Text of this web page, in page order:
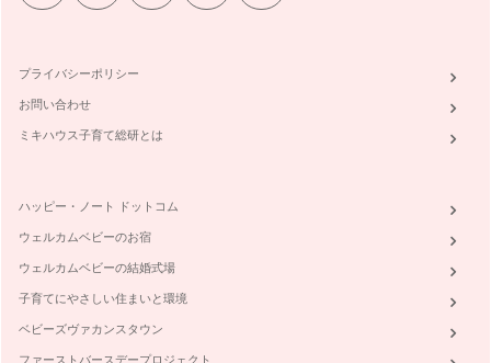
誰にでも簡単にまねができる、素晴らしいマナー
日本のママは、マナーが大変素晴らしい方が多いと感じます。
お子様が機内をより快適に…
プライバシーポリシー
お問い合わせ
ミキハウス子育て総研とは
ハッピー・ノート ドットコム
ウェルカムベビーのお宿
ウェルカムベビーの結婚式場
子育てにやさしい住まいと環境
ベビーズヴァカンスタウン
ファーストバースデープロジェクト